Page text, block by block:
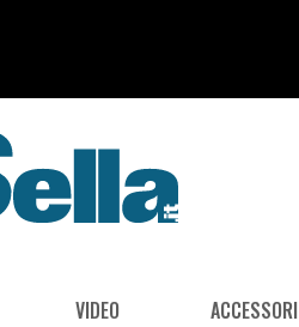
VIDEO ACCESSORI